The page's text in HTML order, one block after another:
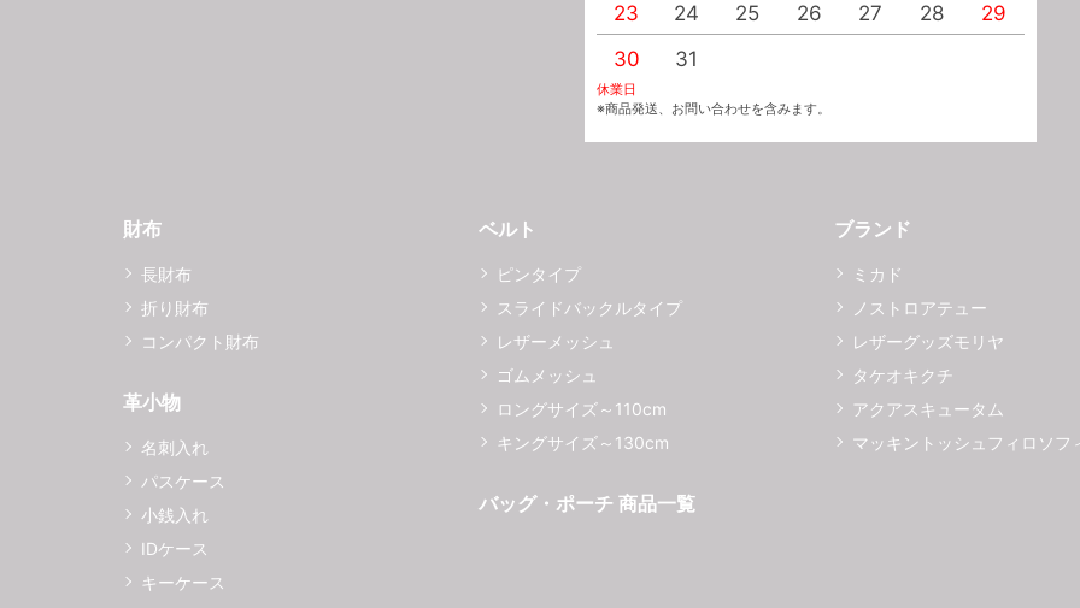
23
24 25 26 27 28
29
30
31
休業日
※商品発送、お問い合わせを含みます。
財布
長財布
折り財布
コンパクト財布
革小物
名刺入れ
パスケース
小銭入れ
IDケース
キーケース
ベルト
ピンタイプ
スライドバックルタイプ
レザーメッシュ
ゴムメッシュ
ロングサイズ～110cm
キングサイズ～130cm
バッグ・ポーチ 商品一覧
ブランド
ミカド
ノストロアテュー
レザーグッズモリヤ
タケオキクチ
アクアスキュータム
マッキントッシュフィロソフ